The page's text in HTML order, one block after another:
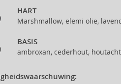
HART
Marshmallow, elemi olie,
BASIS
ambroxan, cederhout,